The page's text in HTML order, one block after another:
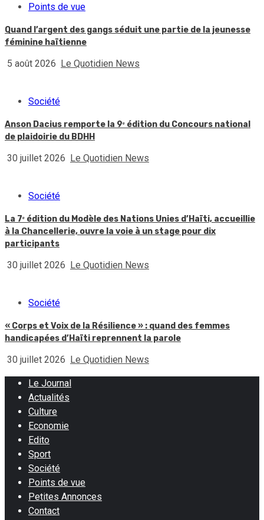
Points de vue
Quand l’argent des gangs séduit une partie de la jeunesse
féminine haïtienne
5 août 2026 Le Quotidien News
Société
Anson Dacius remporte la 9ᵉ édition du Concours national
de plaidoirie du BDHH
30 juillet 2026 Le Quotidien News
Société
La 7ᵉ édition du Modèle des Nations Unies d’Haïti, accueillie
à la Chancellerie, ouvre la voie à un stage pour dix
participants
30 juillet 2026 Le Quotidien News
Société
« Corps et Voix de la Résilience » : quand des femmes
handicapées d’Haïti reprennent la parole
30 juillet 2026 Le Quotidien News
Le Journal
Actualités
Culture
Economie
Edito
Sport
Société
Points de vue
Petites Annonces
Contact